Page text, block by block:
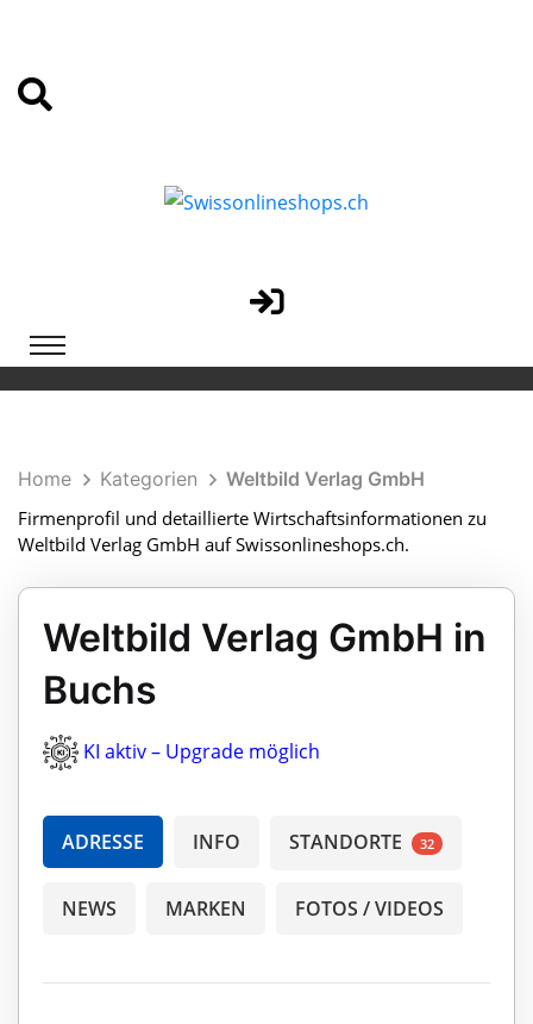
Home Kategorien
Weltbild Verlag GmbH
Firmenprofil und detaillierte Wirtschaftsinformationen zu
Weltbild Verlag GmbH auf Swissonlineshops.ch.
Weltbild Verlag GmbH in
Buchs
KI aktiv – Upgrade möglich
ADRESSE INFO STANDORTE 32
NEWS MARKEN FOTOS / VIDEOS